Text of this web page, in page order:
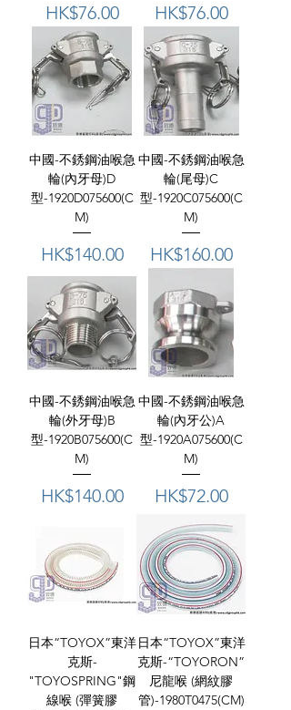
價格
HK$76.00 價格
HK$76.00
中國-不銹鋼油喉急
輪(內牙母)D
型-1920D075600(C
M)
價格
HK$140.00
中國-不銹鋼油喉急
輪(尾母)C
型-1920C075600(C
M)
價格
HK$160.00
中國-不銹鋼油喉急
輪(外牙母)B
型-1920B075600(C
M)
價格
HK$140.00
中國-不銹鋼油喉急
輪(內牙公)A
型-1920A075600(C
M)
價格
HK$72.00
日本“TOYOX”東洋
克斯-
"TOYOSPRING"鋼
線喉 (彈簧膠
日本“TOYOX”東洋
克斯-“TOYORON”
尼龍喉 (網紋膠
管)-1980T0475(CM)